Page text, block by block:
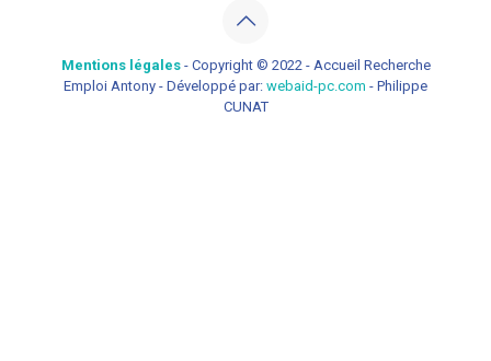
Mentions légales - Copyright © 2022 - Accueil Recherche
Emploi Antony - Développé par: webaid-pc.com - Philippe
CUNAT